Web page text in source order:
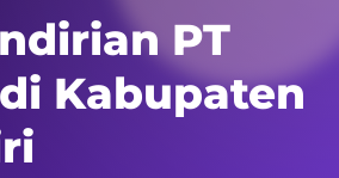
PT
Kabupaten